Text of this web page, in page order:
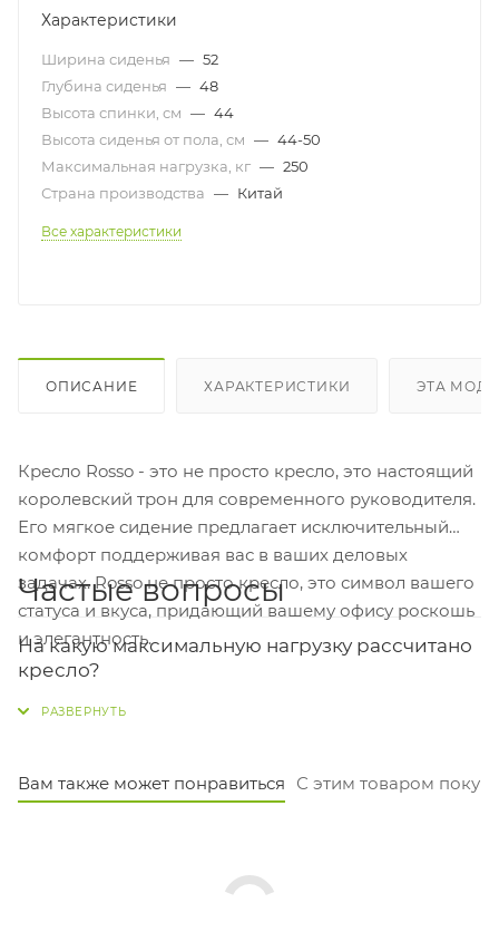
Характеристики
Ширина сиденья — 52
Глубина сиденья — 48
Высота спинки, см — 44
Высота сиденья от пола, см — 44-50
Максимальная нагрузка, кг — 250
Страна производства — Китай
Все характеристики
ОПИСАНИЕ ХАРАКТЕРИСТИКИ ЭТА
Кресло Rosso - это не просто кресло, это настоящий
королевский трон для современного руководителя.
Его мягкое сидение предлагает исключительный
комфорт поддерживая вас в ваших деловых
задачах. Rosso не просто кресло, это символ вашего
статуса и вкуса, придающий вашему офису роскошь
и элегантность.
Частые вопросы
На какую максимальную нагрузку рассчитано
кресло?
Кресло Rosso-M B1918 выдерживает до 250 кг. Это
долговечность.
Сиденье довольно просторное: ширина 52 см и
Вам также может понравиться С этим товаром